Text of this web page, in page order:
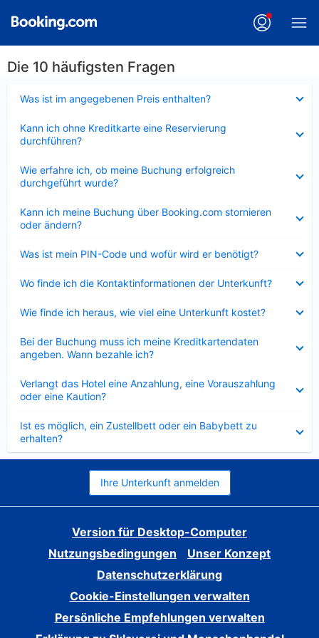
Die 10 häufigsten Fragen
Was ist im angegebenen Preis enthalten?
Kann ich ohne Kreditkarte eine Reservierung
durchführen?
Wie erfahre ich, ob meine Buchung erfolgreich
durchgeführt wurde?
Kann ich meine Buchung über Booking.com stornieren
oder ändern?
Was ist mein PIN-Code und wofür wird er benötigt?
Wo finde ich die Kontaktinformationen der Unterkunft?
Wie finde ich heraus, wie viel eine Unterkunft kostet?
Bei der Buchung muss ich meine Kreditkartendaten
angeben. Wann bezahle ich?
Verlangt das Hotel eine Anzahlung, eine Vorauszahlung
oder eine Kaution?
Ist es möglich, ein Zustellbett oder ein Babybett zu
erhalten?
Ihre Unterkunft anmelden
Version für Desktop-Computer
Nutzungsbedingungen
Unser Konzept
Datenschutzerklärung
Cookie-Einstellungen verwalten
Persönliche Empfehlungen verwalten